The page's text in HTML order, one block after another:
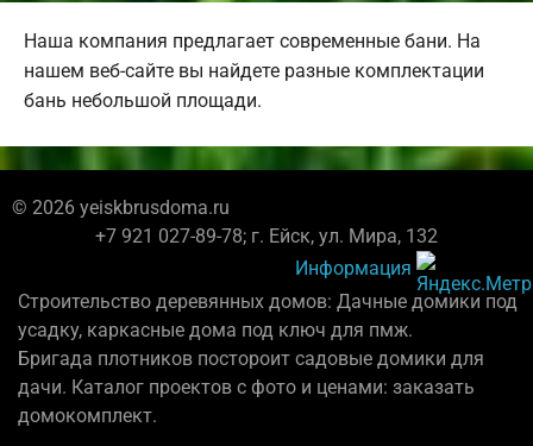
Наша компания предлагает современные бани. На
нашем веб-сайте вы найдете разные комплектации
бань небольшой площади.
© 2026 yeiskbrusdoma.ru
+7 921 027-89-78; г. Ейск, ул. Мира, 132
Информация
Строительство деревянных домов: Дачные домики под
усадку, каркасные дома под ключ для пмж.
Бригада плотников постороит садовые домики для
дачи. Каталог проектов с фото и ценами: заказать
домокомплект.